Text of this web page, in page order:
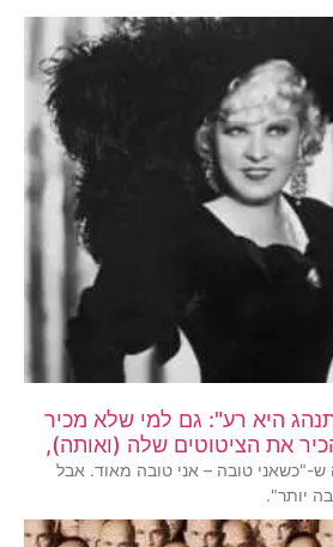
היא רע": גם למי שלא מכיר
את הציטוטים שלה (ואותה),
"כשאני טובה – אני טובה מאוד. אבל
יותר".